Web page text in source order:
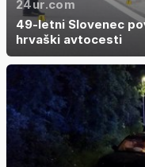
24ur.com
49-letni Slovenec
hrvaški avtocesti